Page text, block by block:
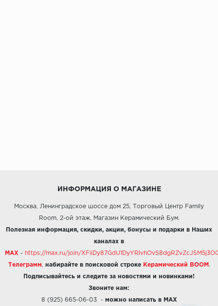
ИНФОРМАЦИЯ О МАГАЗИНЕ
Москва, Ленинградское шоссе дом 25, Торговый Центр Family
Room, 2-ой этаж, Магазин Керамический Бум.
Полезная информация, скидки, акции, бонусы и подарки в Наших
каналах в
MAX - https://max.ru/join/
Телеграмм набирайте в поисковой строке Керамический BOOM .
Подписывайтесь и следите за новостями и новинками!
Звоните нам:
8 (925) 665-06-03- можно написать в MAX